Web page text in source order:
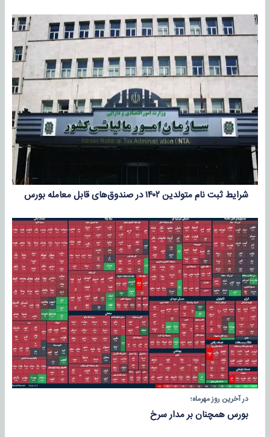
شرایط ثبت نام متولدین ۱۴۰۲ در صندوق‌های قابل معامله بورس
در آخرین روز مهرماه؛
بورس همچنان بر مدار سرخ